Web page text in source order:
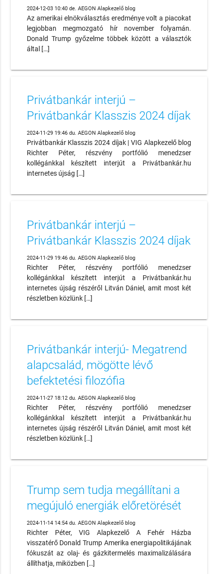
2024-12-03 10:40 de. AEGON Alapkezelő blog
Az amerikai elnökválasztás eredménye volt a piacokat
legjobban megmozgató hír november folyamán.
Donald Trump győzelme többek között a választók
által […]
Privátbankár interjú –
Privátbankár Klasszis 2024 díjak
2024-11-29 19:46 du. AEGON Alapkezelő blog
Privátbankár Klasszis 2024 díjak | VIG Alapkezelő blog
Richter Péter, részvény portfólió menedzser
kollégánkkal készített interjút a Privátbankár.hu
internetes újság […]
Privátbankár interjú –
Privátbankár Klasszis 2024 díjak
2024-11-29 19:46 du. AEGON Alapkezelő blog
Richter Péter, részvény portfólió menedzser
kollégánkkal készített interjút a Privátbankár.hu
internetes újság részéről Litván Dániel, amit most két
részletben közlünk […]
Privátbankár interjú- Megatrend
alapcsalád, mögötte lévő
befektetési filozófia
2024-11-27 18:12 du. AEGON Alapkezelő blog
Richter Péter, részvény portfólió menedzser
kollégánkkal készített interjút a Privátbankár.hu
internetes újság részéről Litván Dániel, amit most két
részletben közlünk […]
Trump sem tudja megállítani a
megújuló energiák előretörését
2024-11-14 14:54 du. AEGON Alapkezelő blog
Richter Péter, VIG Alapkezelő A Fehér Házba
visszatérő Donald Trump Amerika energiapolitikájának
fókuszát az olaj- és gázkitermelés maximalizálására
állíthatja, miközben […]